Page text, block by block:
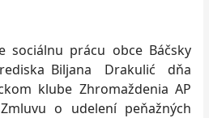
sociálnu prácu obce Báčsky
Biljana Drakulić dňa
klube Zhromaždenia AP
o udelení peňažných